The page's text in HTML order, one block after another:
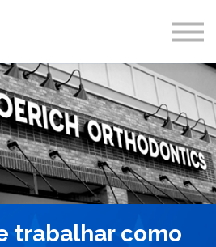
Sign in
Sign up
trabalhar como